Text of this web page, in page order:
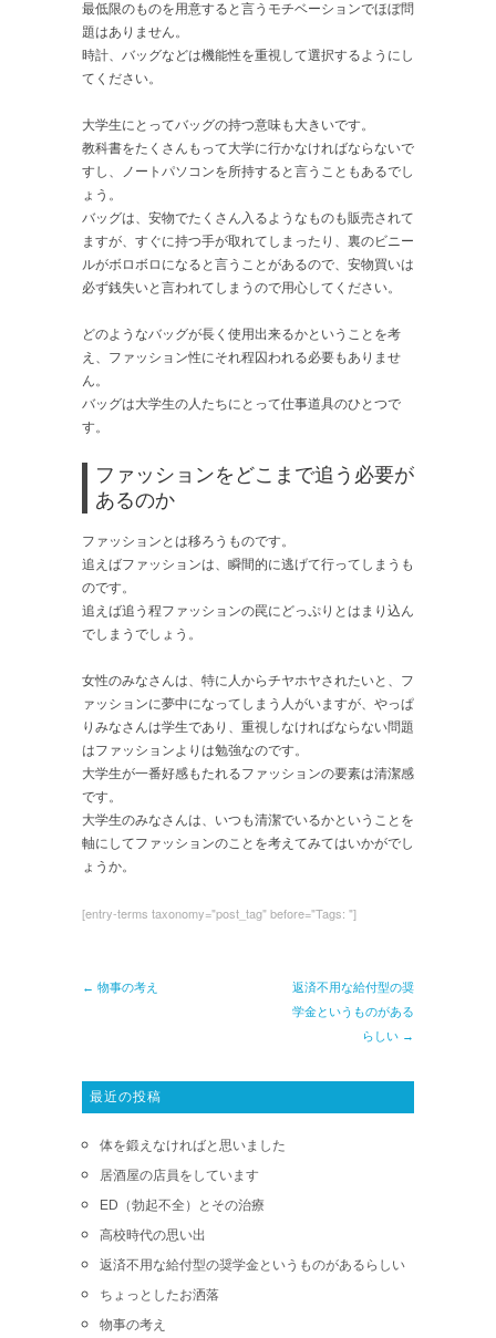
最低限のものを用意すると言うモチベーションでほぼ問
題はありません。
時計、バッグなどは機能性を重視して選択するようにし
てください。
大学生にとってバッグの持つ意味も大きいです。
教科書をたくさんもって大学に行かなければならないで
すし、ノートパソコンを所持すると言うこともあるでし
ょう。
バッグは、安物でたくさん入るようなものも販売されて
ますが、すぐに持つ手が取れてしまったり、裏のビニー
ルがボロボロになると言うことがあるので、安物買いは
必ず銭失いと言われてしまうので用心してください。
どのようなバッグが長く使用出来るかということを考
え、ファッション性にそれ程囚われる必要もありませ
ん。
バッグは大学生の人たちにとって仕事道具のひとつで
す。
ファッションをどこまで追う必要が
あるのか
ファッションとは移ろうものです。
追えばファッションは、瞬間的に逃げて行ってしまうも
のです。
追えば追う程ファッションの罠にどっぷりとはまり込ん
でしまうでしょう。
女性のみなさんは、特に人からチヤホヤされたいと、フ
ァッションに夢中になってしまう人がいますが、やっぱ
りみなさんは学生であり、重視しなければならない問題
はファッションよりは勉強なのです。
大学生が一番好感もたれるファッションの要素は清潔感
です。
大学生のみなさんは、いつも清潔でいるかということを
軸にしてファッションのことを考えてみてはいかがでし
ょうか。
[entry-terms taxonomy="post_tag" before="Tags: "]
← 物事の考え
返済不用な給付型の奨
学金というものがある
らしい →
最近の投稿
体を鍛えなければと思いました
居酒屋の店員をしています
ED（勃起不全）とその治療
高校時代の思い出
返済不用な給付型の奨学金というものがあるらしい
ちょっとしたお洒落
物事の考え